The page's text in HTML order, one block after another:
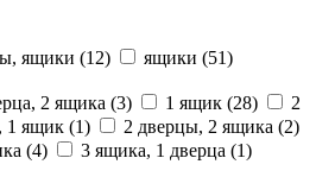
ящики (12) ящики (51)
2 ящика (3) 1 ящик (28)
2
1 ящик (1) 2 дверцы, 2 ящика (2)
(4) 3 ящика, 1 дверца (1)